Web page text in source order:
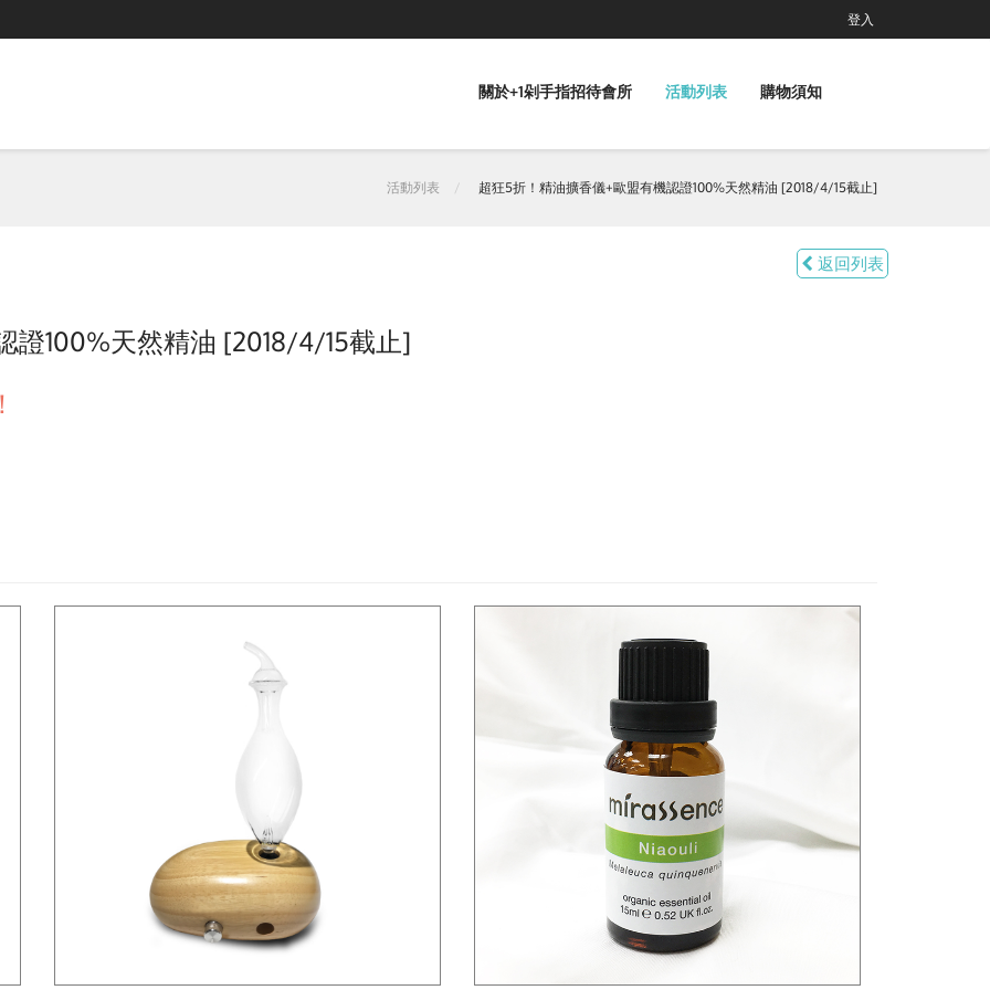
登入
關於+1剁手指招待會所 活動列表 購物須知
活動列表 超狂5折！精油擴香儀+歐盟有機認證100%天然精油 [2018/4/15截止]
返回列表
證100%天然精油 [2018/4/15截止]